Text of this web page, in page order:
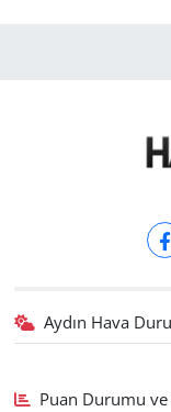
Aydın Hava
Puan Durumu